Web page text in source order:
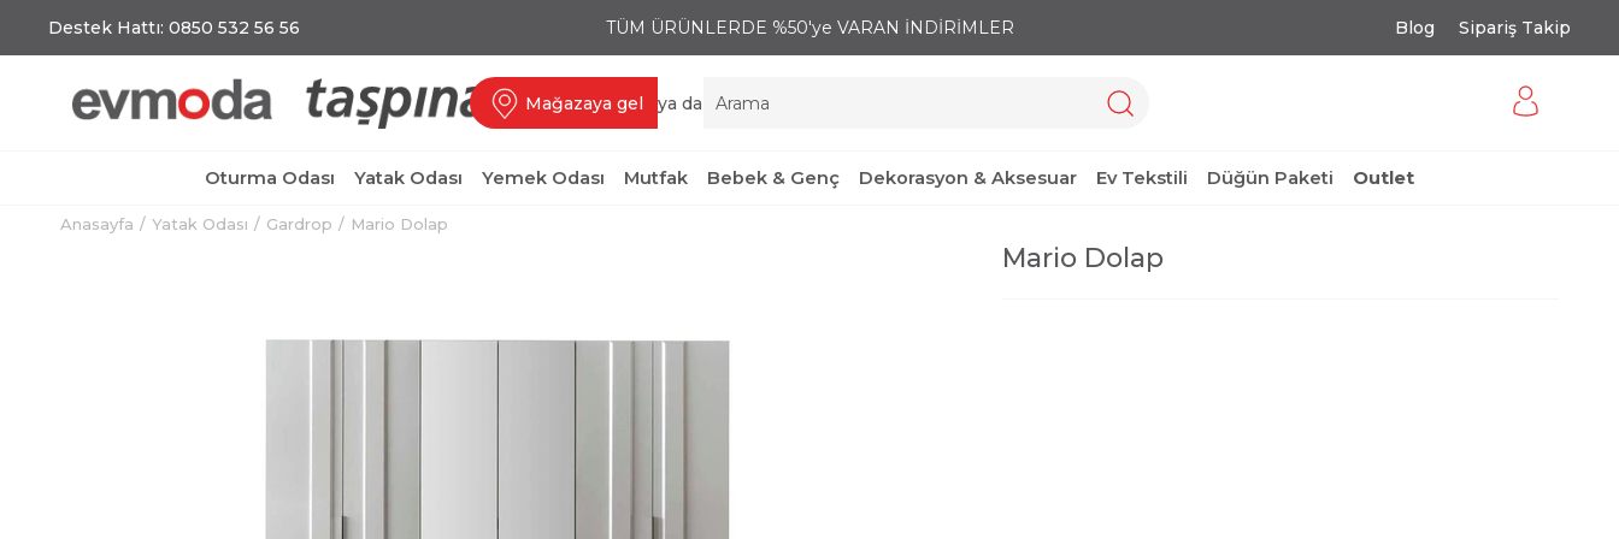
Destek Hattı: 0850 532 56 56 TÜM ÜRÜNLERDE %50'ye VARAN İNDİRİMLER Blog Sipariş Takip
Mağazaya gel ya da
Oturma Odası Yatak Odası Yemek Odası Mutfak Bebek & Genç Dekorasyon & Aksesuar Ev Tekstili Düğün Paketi Outlet
Anasayfa Yatak Odası Gardrop Mario Dolap
Mario Dolap